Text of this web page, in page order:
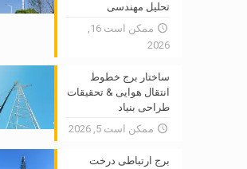
تحلیل مهندسی
ممکن است 16,
2026
ساختار برج خطوط
انتقال هوایی & تحقیقات
طراحی بنیاد
ممکن است 5, 2026
برج ارتباطی درخت